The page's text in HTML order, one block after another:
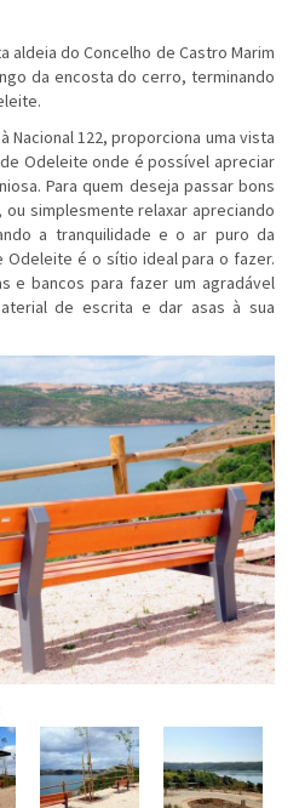
aldeia do Concelho de Castro Marim
da encosta do cerro, terminando
Nacional 122, proporciona uma vista
Odeleite onde é possível apreciar
Para quem deseja passar bons
simplesmente relaxar apreciando
a tranquilidade e o ar puro da
Odeleite é o sítio ideal para o fazer.
e bancos para fazer um agradável
de escrita e dar asas à sua